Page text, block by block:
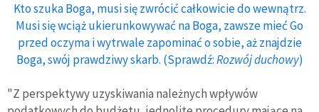
Kto szuka Boga, musi się zwrócić całkowicie do wewnątrz.
Musi się wciąż ukierunkowywać na Boga, zawsze mieć Go
przed oczyma i wytrwale zapominać o sobie, aż znajdzie
Boga, swój prawdziwy skarb. (Sprawdź:Rozwój duchowy)
"Z perspektywy uzyskiwania należnych wpływów